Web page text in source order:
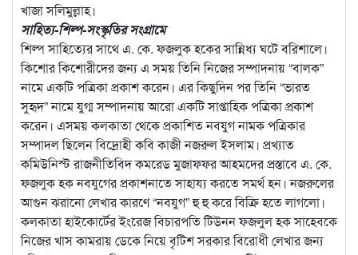
খাজা সলিমুল্লাহ।
সাহিত্য-শিল্প-সংস্কৃতির সংগ্রামে
শিল্প সাহিত্যের সাথে এ. কে. ফজলুক হকের সান্নিধ্য ঘটে বরিশালে।
কিশোর কিশোরীদের জন্য এ সময় তিনি নিজের সম্পাদনায় “বালক”
নামে একটি পত্রিকা প্রকাশ করেন। এর কিছুদিন পর তিনি “ভারত
সুহৃদ” নামে যুগ্ম সম্পাদনায় আরো একটি সাপ্তাহিক পত্রিকা প্রকাশ
করেন। এসময় কলকাতা থেকে প্রকাশিত নবযুগ নামক পত্রিকার
সম্পাদল ছিলেন বিদ্রোহী কবি কাজী নজরুল ইসলাম। প্রখ্যাত
কমিউনিস্ট রাজনীতিবিদ কমরেড মুজাফফর আহমদের প্রস্তাবে এ. কে.
ফজলুক হক নবযুগের প্রকাশনাতে সাহায্য করতে সমর্থ হন। নজরুলের
আগুন ঝরানো লেখার কারণে “নবযুগ” হু হু করে বিক্রি হতে লাগলো।
কলকাতা হাইকোর্টের ইংরেজ বিচারপতি টিউনন ফজলুল হক সাহেবকে
নিজের খাস কামরায় ডেকে নিয়ে বৃটিশ সরকার বিরোধী লেখার জন্য